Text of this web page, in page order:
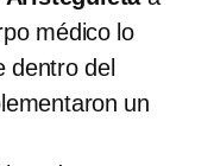
médico lo
dentro del
un